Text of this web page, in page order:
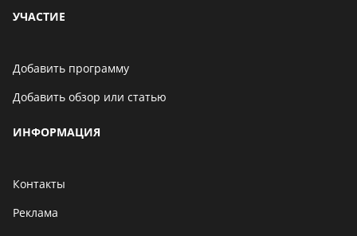
УЧАСТИЕ
Добавить программу
Добавить обзор или статью
ИНФОРМАЦИЯ
Контакты
Реклама